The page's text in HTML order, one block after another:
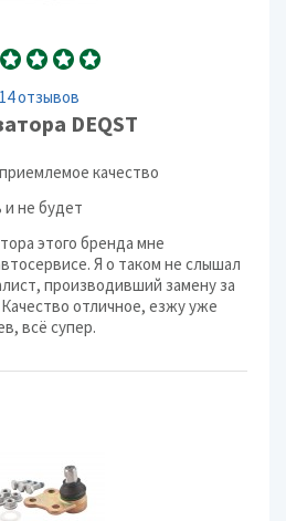
14 отзывов
DEQST
качество
не будет
этого бренда мне
Я о таком не слышал
производивший замену за
Качество отличное, езжу уже
всё супер.